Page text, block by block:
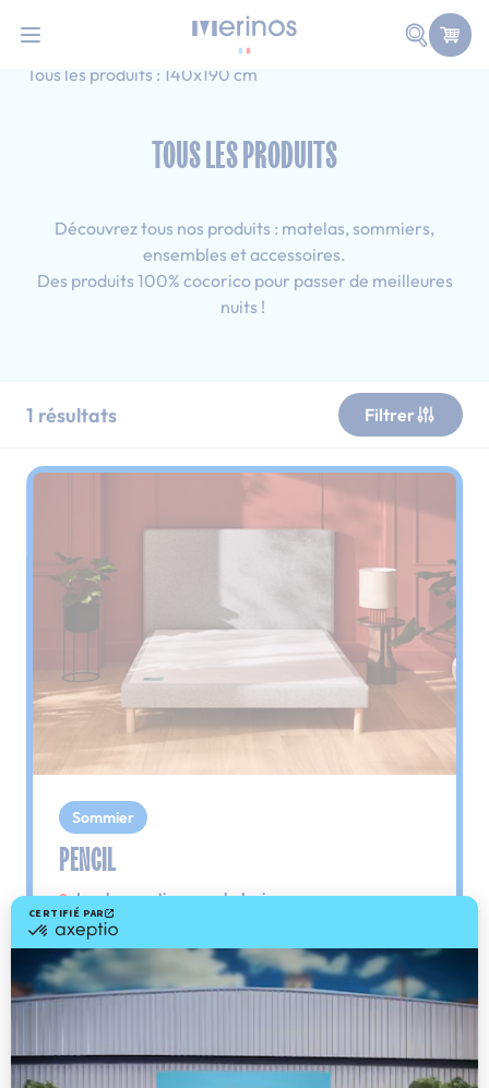
Faire
Accueil
Adulte
Tous les produits : 140x190 cm
TOUS LES PRODUITS
Découvrez tous nos produits : matelas, sommiers,
ensembles et accessoires.
Des produits 100% cocorico pour passer de meilleures
nuits !
1 résultats Filtrer
Sommier
PENCIL
Le plus : soutien morphologique
Grâce à ses 3 zones de confort, le sommier
Pencil vous assure tout son soutien. Avec les
épaules, le dos et le bassin qui reposent sur ses
lattes, vous évitez les douleurs au petit matin.
Dès 501,00 €